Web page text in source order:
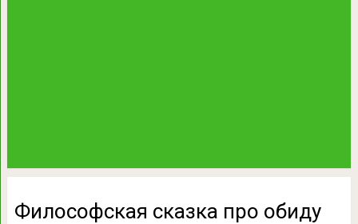
Философская сказка про обиду